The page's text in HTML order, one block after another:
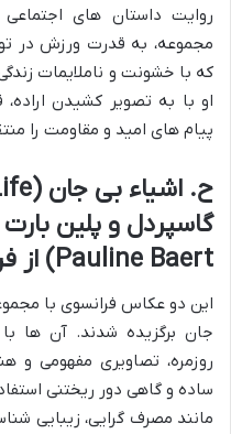
روایت داستان های
مجموعه، به قدرت ورزش در
که با خشونت و ناملایمات
او با به تصویر کشیدن
پیام های امید و مقاومت را
Pauline Baert) از فرانسه
جان برگزیده شدند. آن ها
ساده و گاهی دور ریختنی
مانند مصرف گرایی، زیبایی